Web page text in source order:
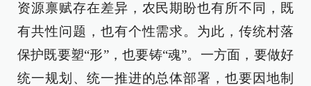
资源禀赋存在差异，农民期盼也有所不同，既
有共性问题，也有个性需求。为此，传统村落
保护既要塑“形”，也要铸“魂”。一方面，要做好
统一规划、统一推进的总体部署，也要因地制